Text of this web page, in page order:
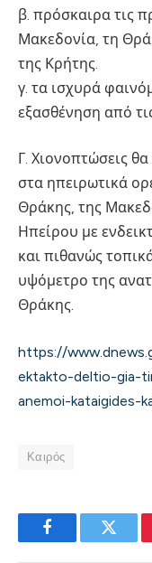
β. πρόσκαιρα τις
Μακεδονία, τη
της Κρήτης.
γ. τα ισχυρά
εξασθένηση από
Γ. Χιονοπτώσεις
στα ηπειρωτικά
Θράκης, της
Ηπείρου με
και πιθανώς
υψόμετρο της
Θράκης.
https://
ektakto-deltio-gia-
anemoi-kataigides-
Καιρός
Facebook